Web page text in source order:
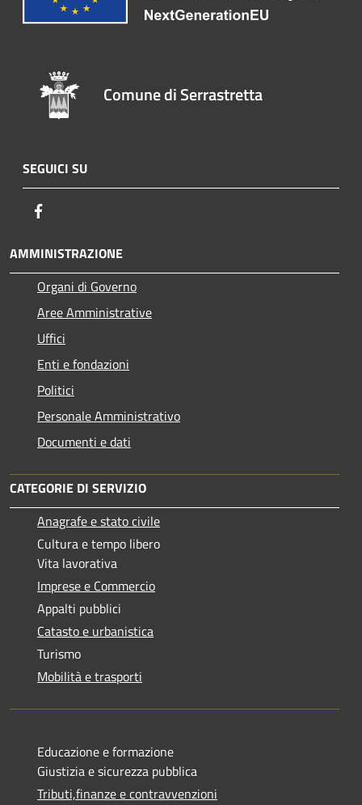
Comune di Serrastretta
SEGUICI SU
AMMINISTRAZIONE
Organi di Governo
Aree Amministrative
Uffici
Enti e fondazioni
Politici
Personale Amministrativo
Documenti e dati
CATEGORIE DI SERVIZIO
Anagrafe e stato civile
Cultura e tempo libero
Vita lavorativa
Imprese e Commercio
Appalti pubblici
Catasto e urbanistica
Turismo
Mobilità e trasporti
Educazione e formazione
Giustizia e sicurezza pubblica
Tributi,finanze e contravvenzioni